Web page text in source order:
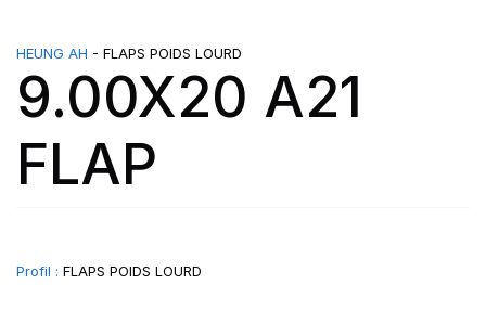
HEUNG AH - FLAPS POIDS LOURD
9.00X20 A21
FLAP
Profil : FLAPS POIDS LOURD